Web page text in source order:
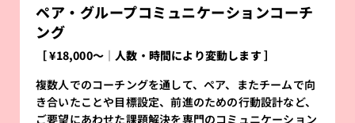
ペア・グループコミュニケーションコーチ
ング
［ ¥18,000〜│人数・時間により変動します ］
複数人でのコーチングを通して、ペア、またチームで向
き合いたことや目標設定、前進のための行動設計など、
ご要望にあわせた課題解決を専門のコミュニケーション